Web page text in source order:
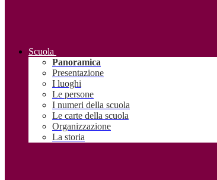
Scuola
Panoramica
Presentazione
I luoghi
Le persone
I numeri della scuola
Le carte della scuola
Organizzazione
La storia